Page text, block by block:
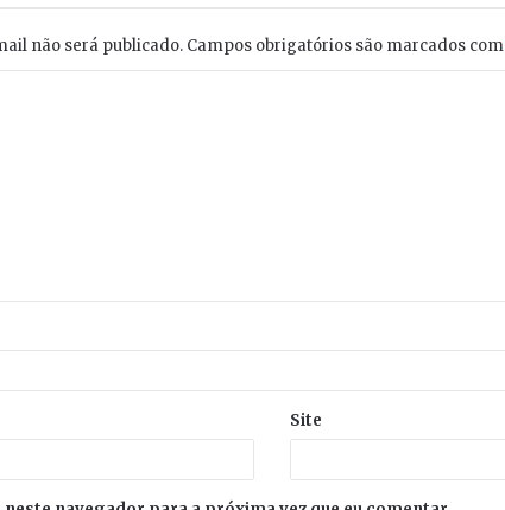
não será publicado. Campos obrigatórios são marcados com
Site